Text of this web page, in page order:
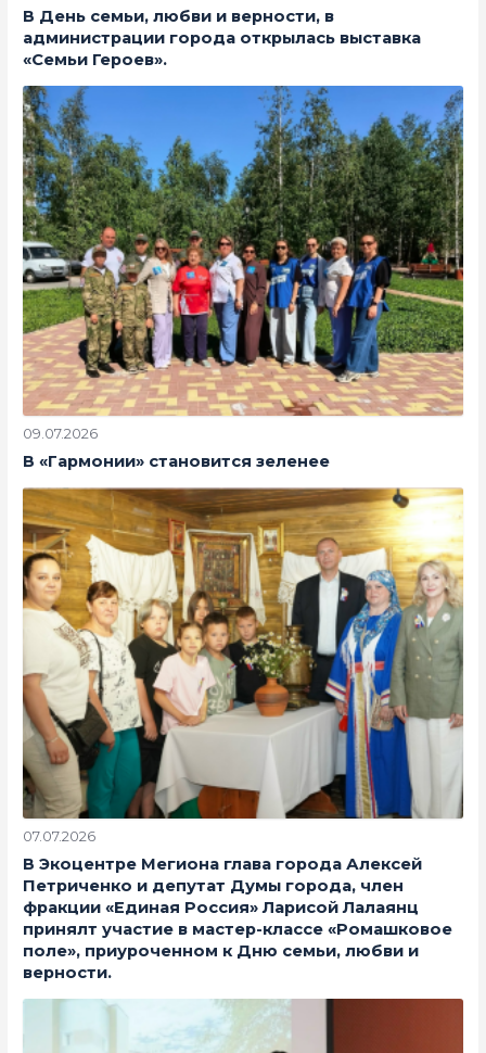
В День семьи, любви и верности, в
администрации города открылась выставка
«Семьи Героев».
09.07.2026
В «Гармонии» становится зеленее
07.07.2026
В Экоцентре Мегиона глава города Алексей
Петриченко и депутат Думы города, член
фракции «Единая Россия» Ларисой Лалаянц
принялт участие в мастер-классе «Ромашковое
поле», приуроченном к Дню семьи, любви и
верности.